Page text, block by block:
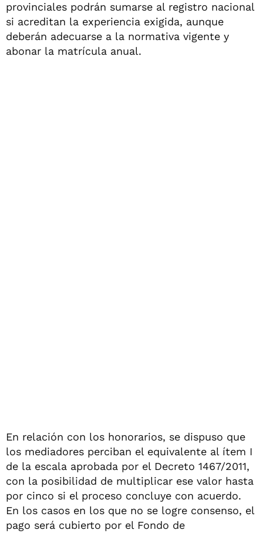
provinciales podrán sumarse al registro nacional
si acreditan la experiencia exigida, aunque
deberán adecuarse a la normativa vigente y
abonar la matrícula anual.
En relación con los honorarios, se dispuso que
los mediadores perciban el equivalente al ítem I
de la escala aprobada por el Decreto 1467/2011,
con la posibilidad de multiplicar ese valor hasta
por cinco si el proceso concluye con acuerdo.
En los casos en los que no se logre consenso, el
pago será cubierto por el Fondo de